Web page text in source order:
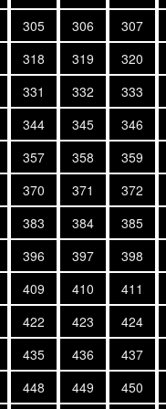
305 306
307
318 319
320
331 332
333
344 345
346
357 358
359
370 371
372
383 384
385
396 397
398
409 410
411
422 423
424
435 436
437
448 449 450